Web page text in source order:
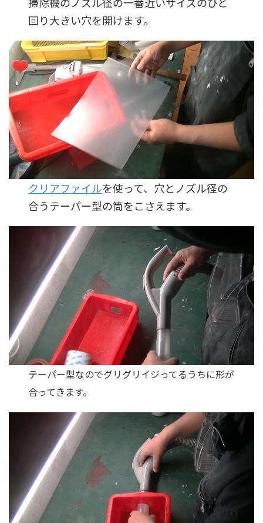
回り大きい穴を開けます。
クリアファイルを使って、穴とノズル径の
合うテーパー型の筒をこさえます。
テーパー型なのでグリグリイジってるうちに形が
合ってきます。